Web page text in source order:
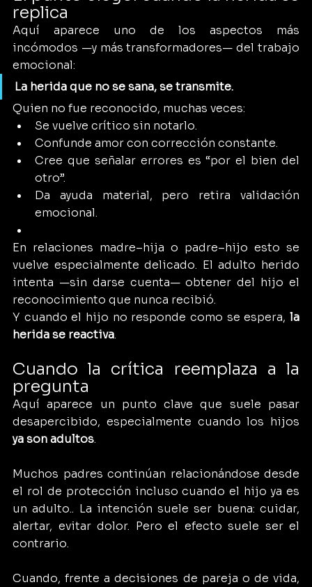
replica
Aquí aparece uno de los aspectos más
incómodos —y más transformadores— del trabajo
emocional:
La herida que no se sana, se transmite.
Quien no fue reconocido, muchas veces:
Se vuelve crítico sin notarlo.
Confunde amor con corrección constante.
Cree que señalar errores es “por el bien del
otro”.
Da ayuda material, pero retira validación
emocional.
En relaciones madre–hija o padre–hijo esto se
vuelve especialmente delicado. El adulto herido
intenta —sin darse cuenta— obtener del hijo el
reconocimiento que nunca recibió.
Y cuando el hijo no responde como se espera, la
herida se reactiva.
Cuando la crítica reemplaza a la
pregunta
Aquí aparece un punto clave que suele pasar
ya son adultos.
Muchos padres continúan relacionándose desde
el rol de protección incluso cuando el hijo ya es
un adulto.. La intención suele ser buena: cuidar,
alertar, evitar dolor. Pero el efecto suele ser el
contrario.
Cuando, frente a decisiones de pareja o de vida,